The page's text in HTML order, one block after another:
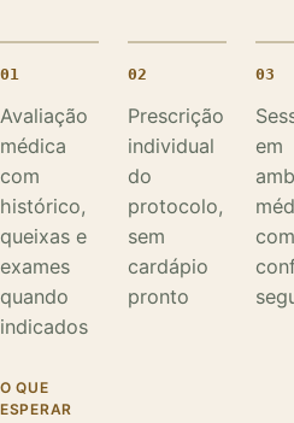
01
Avaliação
médica
com
histórico,
queixas e
exames
quando
indicados
02
Prescrição
individual
do
protocolo,
sem
cardápio
pronto
03
em
com
O QUE
ESPERAR